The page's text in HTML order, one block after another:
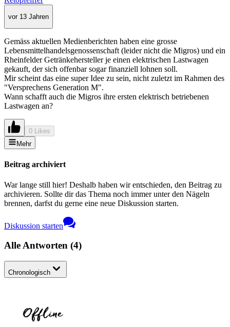
vor 13 Jahren
Gemäss aktuellen Medienberichten haben eine grosse
Lebensmittelhandelsgenossenschaft (leider nicht die Migros) und ein
Rheinfelder Getränkehersteller je einen elektrischen Lastwagen
gekauft, der sich offenbar sogar finanziell lohnen soll.
Mir scheint das eine super Idee zu sein, nicht zuletzt im Rahmen des
"Versprechens Generation M".
Wann schafft auch die Migros ihre ersten elektrisch betriebenen
Lastwagen an?
0 Likes
Mehr
Beitrag archiviert
War lange still hier! Deshalb haben wir entschieden, den Beitrag zu
archivieren. Sollte dir das Thema noch immer unter den Nägeln
brennen, darfst du gerne eine neue Diskussion starten.
Diskussion starten
Alle Antworten (4)
Chronologisch